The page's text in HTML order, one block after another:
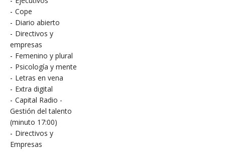
- Cope
- Diario abierto
- Directivos y
empresas
- Femenino y plural
- Psicología y mente
- Letras en vena
- Extra digital
- Capital Radio -
Gestión del talento
(minuto 17:00)
- Directivos y
Empresas